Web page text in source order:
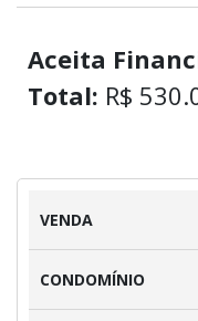
Aceita
Total: R$
VENDA
CONDOMÍNIO